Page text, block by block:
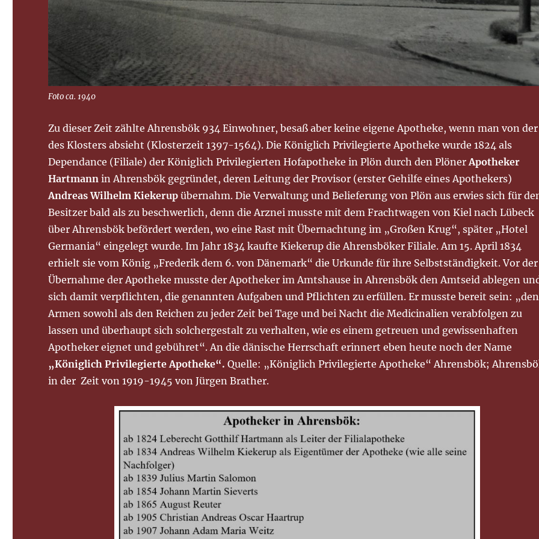
Foto ca. 1940
Zu dieser Zeit zählte Ahrensbök 934 Einwohner, besaß aber keine eigene Apotheke, wenn man von der
des Klosters absieht (Klosterzeit 1397-1564). Die Königlich Privilegierte Apotheke wurde 1824 als
Dependance (Filiale) der Königlich Privilegierten Hofapotheke in Plön durch den PlönerApotheker
Hartmann in Ahrensbök gegründet, deren Leitung der Provisor (erster Gehilfe eines Apothekers)
Andreas Wilhelm Kiekerup übernahm. Die Verwaltung und Belieferung von Plön aus erwies sich für
Besitzer bald als zu beschwerlich, denn die Arznei musste mit dem Frachtwagen von Kiel nach Lübeck
über Ahrensbök befördert werden, wo eine Rast mit Übernachtung im „Großen Krug“, später „Hotel
Germania“ eingelegt wurde. Im Jahr 1834 kaufte Kiekerup die Ahrensböker Filiale. Am 15. April 1834
erhielt sie vom König „Frederik dem 6. von Dänemark“ die Urkunde für ihre Selbstständigkeit. Vor der
Übernahme der Apotheke musste der Apotheker im Amtshause in Ahrensbök den Amtseid ablegen
sich damit verpflichten, die genannten Aufgaben und Pflichten zu erfüllen. Er musste bereit sein: „den
Armen sowohl als den Reichen zu jeder Zeit bei Tage und bei Nacht die Medicinalien verabfolgen zu
lassen und überhaupt sich solchergestalt zu verhalten, wie es einem getreuen und gewissenhaften
Apotheker eignet und gebühret“. An die dänische Herrschaft erinnert eben heute noch der Name
„Königlich Privilegierte Apotheke“.Quelle: „Königlich Privilegierte Apotheke“ Ahrensbök;
in der Zeit von 1919-1945 von Jürgen Brather.